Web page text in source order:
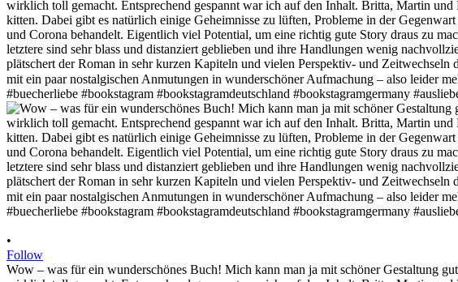
•
Follow
Wow – was für ein wunderschönes Buch! Mich kann man ja mit schöner Gestaltung